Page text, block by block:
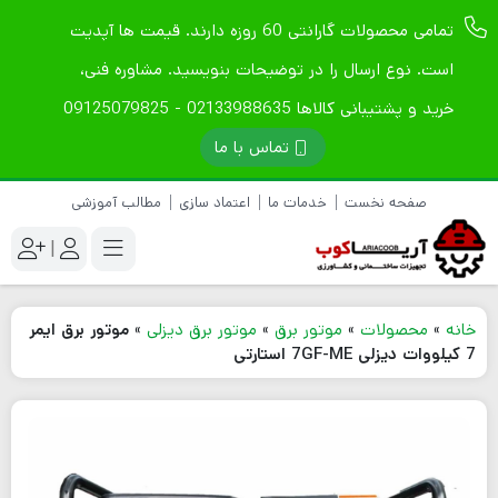
تمامی محصولات گارانتی 60 روزه دارند. قیمت ها آپدیت
است. نوع ارسال را در توضیحات بنویسید. مشاوره فنی،
خرید و پشتیبانی کالاها 02133988635 - 09125079825
تماس با ما
صفحه نخست خدمات ما اعتماد سازی مطالب آموزشی
|
خانه » محصولات » موتور برق » موتور برق دیزلی » موتور برق ایمر
7 کیلووات دیزلی 7GF-ME استارتی